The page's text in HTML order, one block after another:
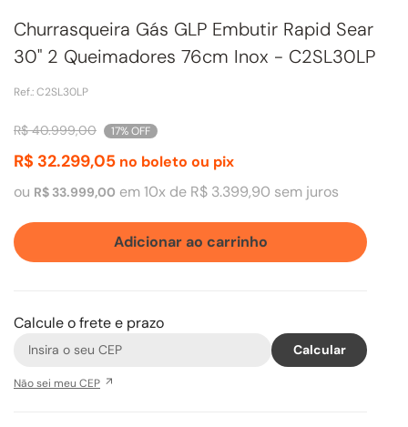
Churrasqueira Gás GLP Embutir Rapid Sear
30" 2 Queimadores 76cm Inox - C2SL30LP
Ref.:C2SL30LP
R$ 40.999,00 17%OFF
R$ 32.299,05 no boleto ou pix
ou R$ 33.999,00 em10x de R$ 3.399,90 sem juros
Adicionar ao carrinho
Calcule o frete e prazo
Não sei meu CEP